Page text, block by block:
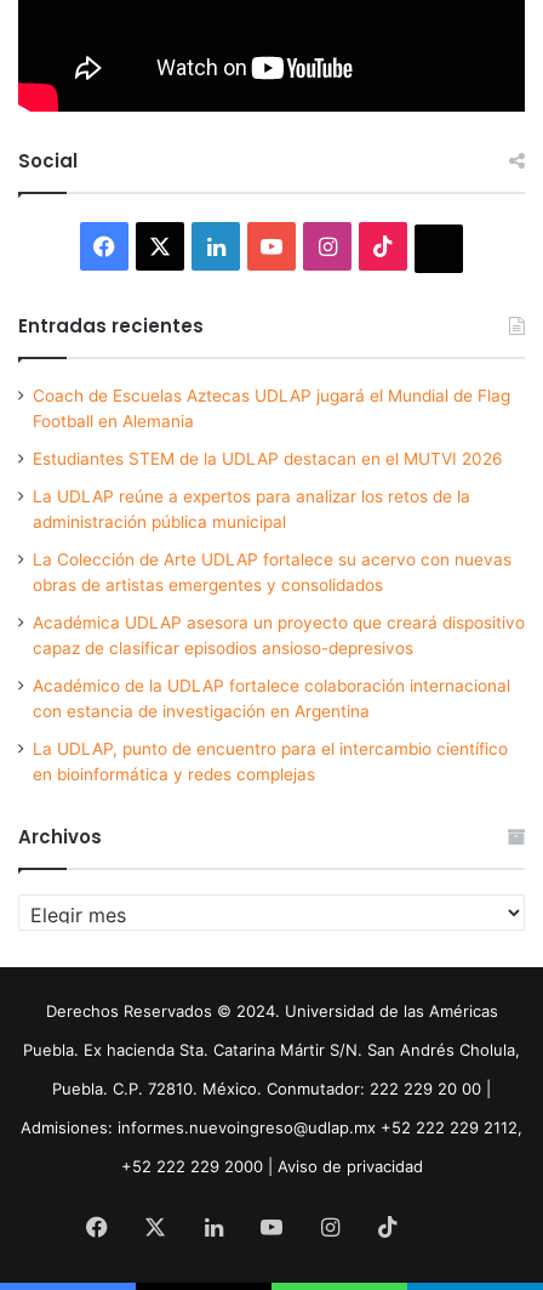
Social
Facebook LinkedInYouTubeInstagram
Entradas recientes
Coach de Escuelas Aztecas UDLAP jugará el Mundial de Flag
Football en Alemania
Estudiantes STEM de la UDLAP destacan en el MUTVI 2026
La UDLAP reúne a expertos para analizar los retos de la
administración pública municipal
La Colección de Arte UDLAP fortalece su acervo con nuevas
obras de artistas emergentes y consolidados
Académica UDLAP asesora un proyecto que creará dispositivo
capaz de clasificar episodios ansioso-depresivos
Académico de la UDLAP fortalece colaboración internacional
con estancia de investigación en Argentina
La UDLAP, punto de encuentro para el intercambio científico
en bioinformática y redes complejas
Archivos
Archivos
Derechos Reservados © 2024. Universidad de las Américas
Puebla. Ex hacienda Sta. Catarina Mártir S/N. San Andrés Cholula,
Puebla. C.P. 72810. México. Conmutador: 222 229 20 00 |
Admisiones: informes.nuevoingreso@udlap.mx +52 222 229 2112,
+52 222 229 2000 | Aviso de privacidad
Facebook LinkedInYouTubeInstagram